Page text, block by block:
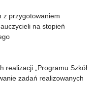
z przygotowaniem
na stopień
realizacji „Programu Szkół
zadań realizowanych